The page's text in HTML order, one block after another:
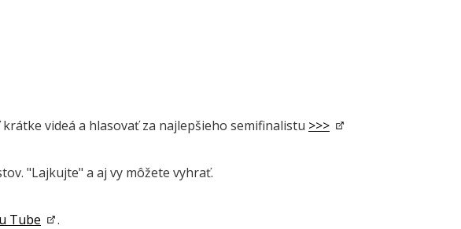
videá a hlasovať za najlepšieho semifinalistu >>>
"Lajkujte" a aj vy môžete vyhrať.
Tube .